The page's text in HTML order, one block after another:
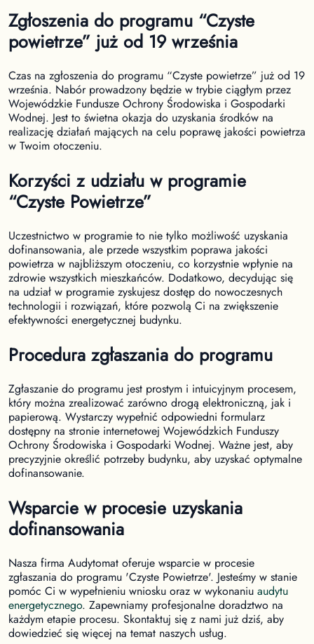
Zgłoszenia do programu “Czyste
powietrze” już od 19 września
Czas na zgłoszenia do programu “Czyste powietrze” już od 19
września. Nabór prowadzony będzie w trybie ciągłym przez
Wojewódzkie Fundusze Ochrony Środowiska i Gospodarki
Wodnej. Jest to świetna okazja do uzyskania środków na
realizację działań mających na celu poprawę jakości powietrza
w Twoim otoczeniu.
Korzyści z udziału w programie
“Czyste Powietrze”
Uczestnictwo w programie to nie tylko możliwość uzyskania
dofinansowania, ale przede wszystkim poprawa jakości
powietrza w najbliższym otoczeniu, co korzystnie wpłynie na
zdrowie wszystkich mieszkańców. Dodatkowo, decydując się
na udział w programie zyskujesz dostęp do nowoczesnych
technologii i rozwiązań, które pozwolą Ci na zwiększenie
efektywności energetycznej budynku.
Procedura zgłaszania do programu
Zgłaszanie do programu jest prostym i intuicyjnym procesem,
który można zrealizować zarówno drogą elektroniczną, jak i
papierową. Wystarczy wypełnić odpowiedni formularz
dostępny na stronie internetowej Wojewódzkich Funduszy
Ochrony Środowiska i Gospodarki Wodnej. Ważne jest, aby
precyzyjnie określić potrzeby budynku, aby uzyskać optymalne
dofinansowanie.
Wsparcie w procesie uzyskania
dofinansowania
Nasza firma Audytomat oferuje wsparcie w procesie
zgłaszania do programu 'Czyste Powietrze'. Jesteśmy w stanie
pomóc Ci w wypełnieniu wniosku oraz w wykonaniu audytu
energetycznego. Zapewniamy profesjonalne doradztwo na
każdym etapie procesu. Skontaktuj się z nami już dziś, aby
dowiedzieć się więcej na temat naszych usług.